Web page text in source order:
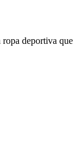
ropa deportiva que